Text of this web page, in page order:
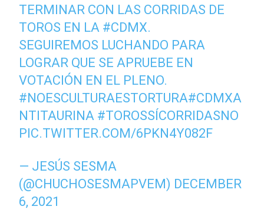
TERMINAR CON LAS CORRIDAS DE
TOROS EN LA #CDMX.
SEGUIREMOS LUCHANDO PARA
LOGRAR QUE SE APRUEBE EN
VOTACIÓN EN EL PLENO.
#NOESCULTURAESTORTURA#CDMXA
NTITAURINA #TOROSSÍCORRIDASNO
PIC.TWITTER.COM/6PKN4Y082F
— JESÚS SESMA
(@CHUCHOSESMAPVEM) DECEMBER
6, 2021